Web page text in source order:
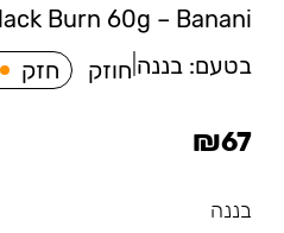
Burn 60g – Banani
בטעם: בננה חוזק חזק
₪67
בננה